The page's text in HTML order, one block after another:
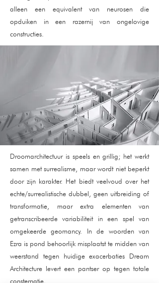
alleen een equivalent van neurosen die
opduiken in een razernij van ongelovige
constructies.
Droomarchitectuur is speels en grillig; het werkt
samen met surrealisme, maar wordt niet beperkt
door zijn karakter. Het biedt veelvoud over het
echte/surrealistische dubbel, geen uitbreiding of
transformatie, maar extra elementen van
getranscribeerde variabiliteit in een spel van
omgekeerde geomancy. In de woorden van
Ezra is pond behoorlijk misplaatst te midden van
weerstand tegen huidige exacerbaties Dream
Architecture levert een pantser op tegen totale
consternatie.